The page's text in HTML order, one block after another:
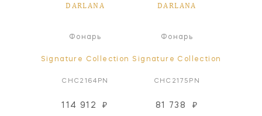
DARLANA
Фонарь
Signature Collection
CHC2164PN
114 912 ₽
DARLANA
Фонарь
Signature Collection
CHC2175PN
81 738 ₽